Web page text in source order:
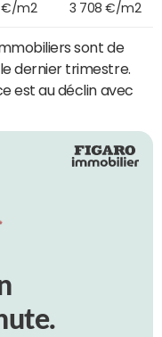
€/m2 3 708 €/m2
sont de
dernier trimestre.
est au déclin avec